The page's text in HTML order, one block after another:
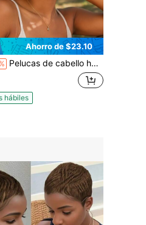
Ahorro de $23.10
Pelucas de cabello humano corto y rizado con flequillo, sin pegamento, para llevar y usar, sin encaje, densidad del 200 %, cabello virgen brasileño sin procesar, color negro natural.
hábiles